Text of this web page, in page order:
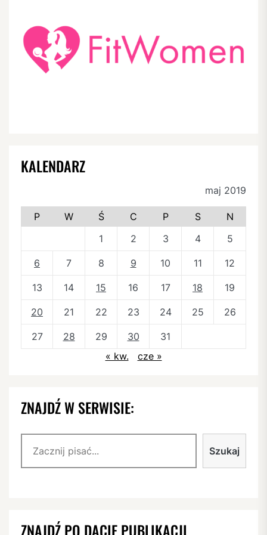
KALENDARZ
maj 2019
P W Ś C P S
N
1
2 3 4 5
6 7 8 9 10 11 12
13 14 15 16 17 18 19
20 21 22 23 24 25 26
27 28 29 30
31
« kw.
cze »
ZNAJDŹ W SERWISIE:
Szukaj
ZNAJDŹ PO DACIE PUBLIKACJI